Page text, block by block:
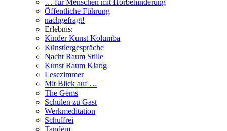
… für Menschen mit Hörbehinderung
Öffentliche Führung
nachgefragt!
Erlebnis:
Kinder Kunst Kolumba
Künstlergespräche
Nacht Raum Stille
Kunst Raum Klang
Lesezimmer
Mit Blick auf …
The Gems
Schulen zu Gast
Werkmeditation
Schulfrei
Tandem